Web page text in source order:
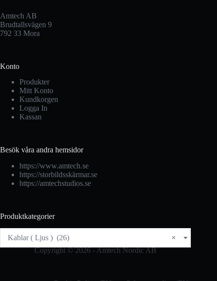
Amtech AB
Brudtallsvägen 9
792 33 Mora
Konto
Produkter
Mitt Konto
Kundkorgen
Logga In
Kassan
Besök våra andra hemsidor
https://www.amtech.se
https://storbildsskärmar.se
https://amtechstudios.se
Produktkategorier
×
Kablar ( Ljus ) (26)
Copyright © 2026 - Amtech Nordic AB